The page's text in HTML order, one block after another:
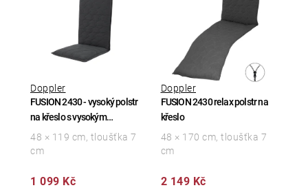
FUSION 2430 - vysoký polstr
na křeslo s vysokým
opěradlem
Doppler
1 099 Kč
48 × 119 cm, tloušťka 7
cm
FUSION 2430 relax polstr na
křeslo
Doppler
2 149 Kč
48 × 170 cm, tloušťka 7
cm